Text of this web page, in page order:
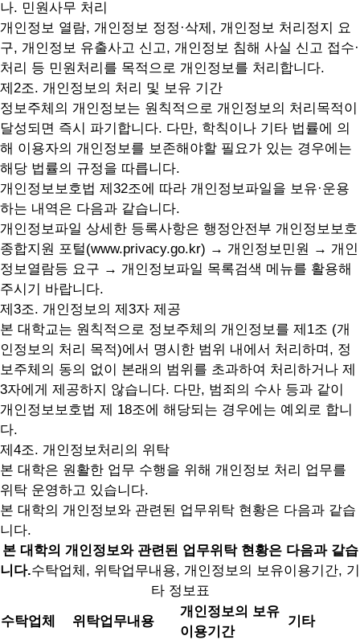
나. 민원사무 처리
개인정보 열람, 개인정보 정정·삭제, 개인정보 처리정지 요
구, 개인정보 유출사고 신고, 개인정보 침해 사실 신고 접수·
처리 등 민원처리를 목적으로 개인정보를 처리합니다.
제2조. 개인정보의 처리 및 보유 기간
정보주체의 개인정보는 원칙적으로 개인정보의 처리목적이
달성되면 즉시 파기합니다. 다만, 학칙이나 기타 법률에 의
해 이용자의 개인정보를 보존해야할 필요가 있는 경우에는
해당 법률의 규정을 따릅니다.
개인정보보호법 제32조에 따라 개인정보파일을 보유·운용
하는 내역은 다음과 같습니다.
개인정보파일 상세한 등록사항은 행정안전부 개인정보보호
종합지원 포털(www.privacy.go.kr) → 개인정보민원 → 개인
정보열람등 요구 → 개인정보파일 목록검색 메뉴를 활용해
주시기 바랍니다.
제3조. 개인정보의 제3자 제공
본 대학교는 원칙적으로 정보주체의 개인정보를 제1조 (개
인정보의 처리 목적)에서 명시한 범위 내에서 처리하며, 정
보주체의 동의 없이 본래의 범위를 초과하여 처리하거나 제
3자에게 제공하지 않습니다. 다만, 범죄의 수사 등과 같이
개인정보보호법 제 18조에 해당되는 경우에는 예외로 합니
다.
제4조. 개인정보처리의 위탁
본 대학은 원활한 업무 수행을 위해 개인정보 처리 업무를
위탁 운영하고 있습니다.
본 대학의 개인정보와 관련된 업무위탁 현황은 다음과 같습
니다.
본 대학의 개인정보와 관련된 업무위탁 현황은 다음과 같습
니다.수탁업체, 위탁업무내용, 개인정보의 보유이용기간, 기
타 정보표
수탁업체
위탁업무내용
개인정보의 보유
이용기간
기타